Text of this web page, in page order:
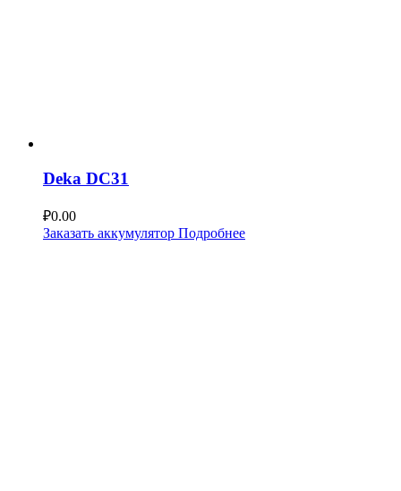
Deka DC31
₽0.00
Заказать аккумулятор Подробнее